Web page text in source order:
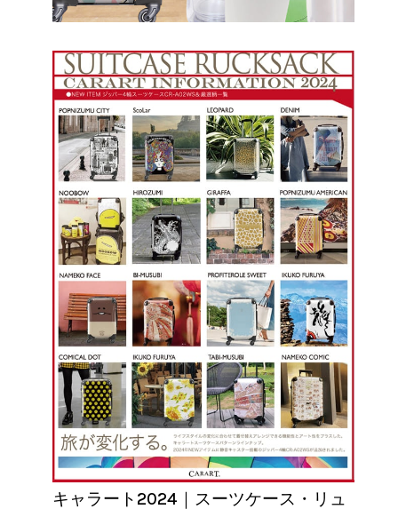
キャラート2024｜スーツケース・リュ